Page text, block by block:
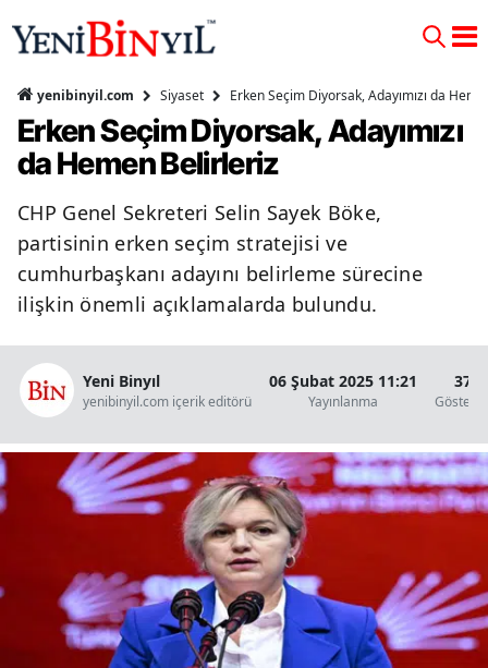
yenibinyil.com Siyaset Erken Seçim Diyorsak, Adayımızı da
Erken Seçim Diyorsak, Adayımızı
da Hemen Belirleriz
CHP Genel Sekreteri Selin Sayek Böke,
partisinin erken seçim stratejisi ve
cumhurbaşkanı adayını belirleme sürecine
ilişkin önemli açıklamalarda bulundu.
Yeni Binyıl
yenibinyil.com içerik editörü
06 Şubat 2025 11:21
Yayınlanma
37